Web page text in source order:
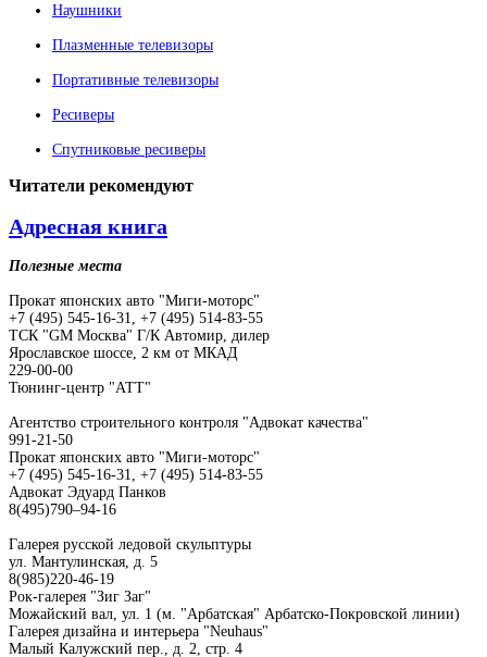
Наушники
Плазменные телевизоры
Портативные телевизоры
Ресиверы
Спутниковые ресиверы
Читатели рекомендуют
Адресная книга
Полезные места
Прокат японских авто "Миги-моторс"
+7 (495) 545-16-31, +7 (495) 514-83-55
ТСК "GM Москва" Г/К Автомир, дилер
Ярославское шоссе, 2 км от МКАД
229-00-00
Тюнинг-центр "АТТ"
Агентство строительного контроля "Адвокат качества"
991-21-50
Прокат японских авто "Миги-моторс"
+7 (495) 545-16-31, +7 (495) 514-83-55
Адвокат Эдуард Панков
8(495)790–94-16
Галерея русской ледовой скульптуры
ул. Мантулинская, д. 5
8(985)220-46-19
Рок-галерея "Зиг Заг"
Можайский вал, ул. 1 (м. "Арбатская" Арбатско-Покровской линии)
Галерея дизайна и интерьера "Neuhaus"
Малый Калужский пер., д. 2, стр. 4